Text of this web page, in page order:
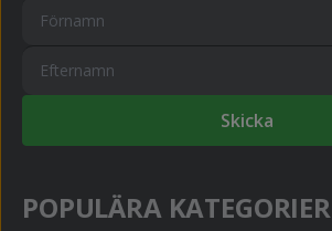
Skicka
POPULÄRA KATEGORIER